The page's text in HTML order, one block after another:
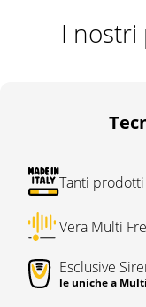
I
Tanti prodotti
Vera Multi
Esclusive
le uniche a